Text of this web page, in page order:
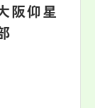
阪仰星